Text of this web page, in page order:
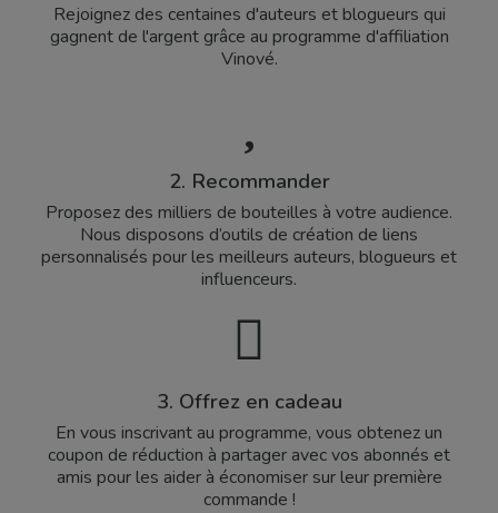
Rejoignez des centaines d'auteurs et blogueurs qui
gagnent de l'argent grâce au programme d'affiliation
Vinové.
2. Recommander
Proposez des milliers de bouteilles à votre audience.
Nous disposons d’outils de création de liens
personnalisés pour les meilleurs auteurs, blogueurs et
influenceurs.
3. Offrez en cadeau
En vous inscrivant au programme, vous obtenez un
coupon de réduction à partager avec vos abonnés et
amis pour les aider à économiser sur leur première
commande !